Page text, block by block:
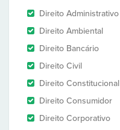
Direito Administrativo
Direito Ambiental
Direito Bancário
Direito Civil
Direito Constitucional
Direito Consumidor
Direito Corporativo